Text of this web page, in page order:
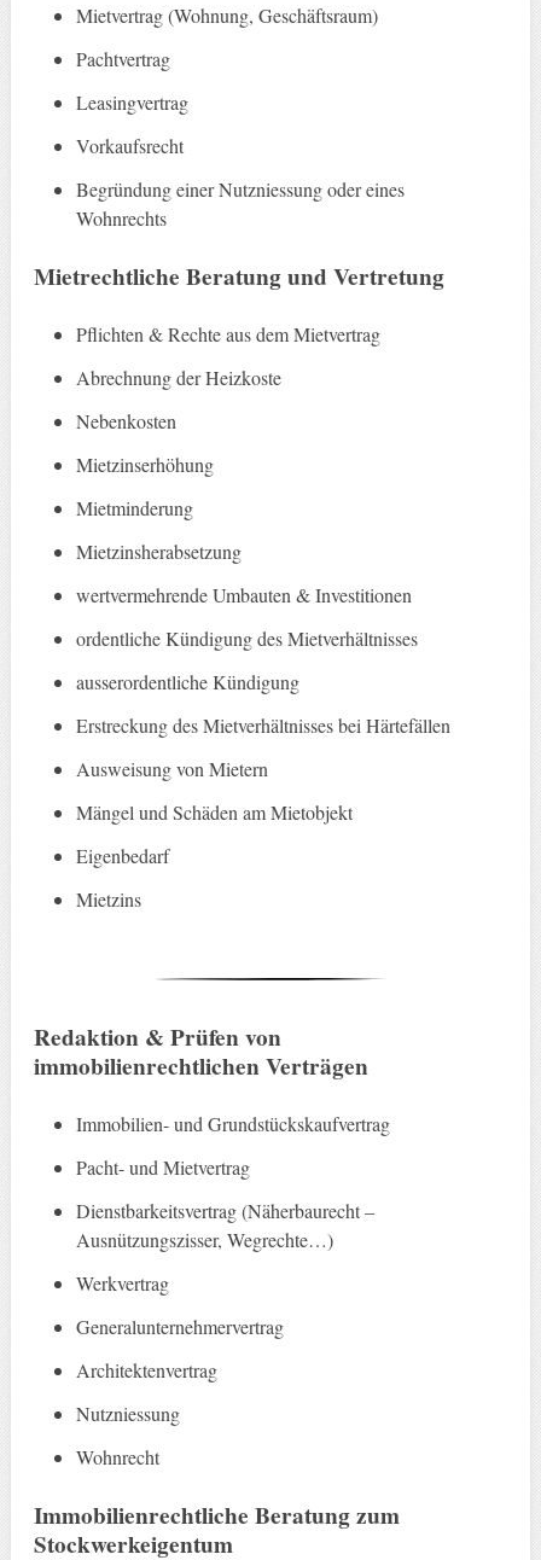
Mietvertrag (Wohnung, Geschäftsraum)
Pachtvertrag
Leasingvertrag
Vorkaufsrecht
Begründung einer Nutzniessung oder eines
Wohnrechts
Mietrechtliche Beratung und Vertretung
Pflichten & Rechte aus dem Mietvertrag
Abrechnung der Heizkoste
Nebenkosten
Mietzinserhöhung
Mietminderung
Mietzinsherabsetzung
wertvermehrende Umbauten & Investitionen
ordentliche Kündigung des Mietverhältnisses
ausserordentliche Kündigung
Erstreckung des Mietverhältnisses bei Härtefällen
Ausweisung von Mietern
Mängel und Schäden am Mietobjekt
Eigenbedarf
Mietzins
Redaktion & Prüfen von
immobilienrechtlichen Verträgen
Immobilien- und Grundstückskaufvertrag
Pacht- und Mietvertrag
Dienstbarkeitsvertrag (Näherbaurecht –
Ausnützungszisser, Wegrechte…)
Werkvertrag
Generalunternehmervertrag
Architektenvertrag
Nutzniessung
Wohnrecht
Immobilienrechtliche Beratung zum
Stockwerkeigentum